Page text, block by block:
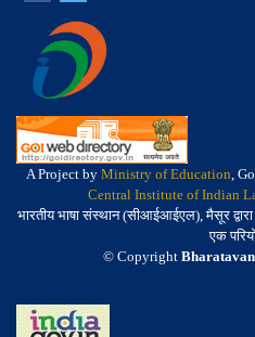
A Project by Ministry of Education,
Central Institute of Indian
भारतीय भाषा संस्थान (सीआईआईएल), मैसूर द्वारा
एक
© Copyright